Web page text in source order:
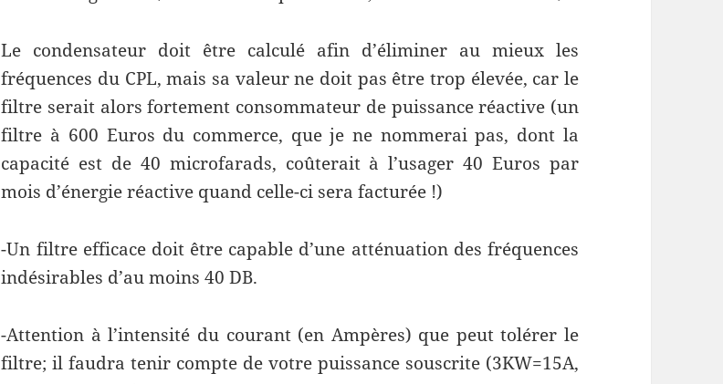
Le condensateur doit être calculé afin d’éliminer au mieux les
fréquences du CPL, mais sa valeur ne doit pas être trop élevée, car le
filtre serait alors fortement consommateur de puissance réactive (un
filtre à 600 Euros du commerce, que je ne nommerai pas, dont la
capacité est de 40 microfarads, coûterait à l’usager 40 Euros par
mois d’énergie réactive quand celle-ci sera facturée !)
-Un filtre efficace doit être capable d’une atténuation des fréquences
indésirables d’au moins 40 DB.
-Attention à l’intensité du courant (en Ampères) que peut tolérer le
filtre; il faudra tenir compte de votre puissance souscrite (3KW=15A,